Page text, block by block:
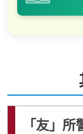
「友」所
警惕「猜猜
提起轉帳要